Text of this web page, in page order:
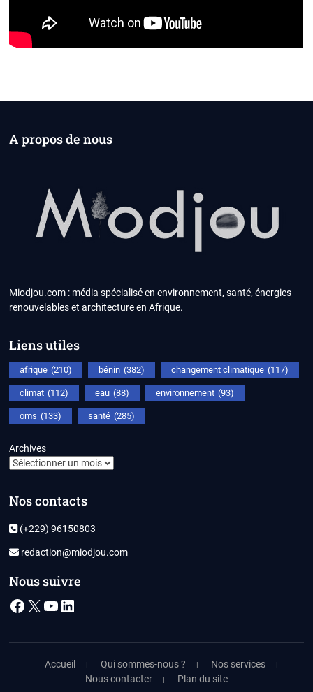
A propos de nous
Miodjou.com : média spécialisé en environnement, santé, énergies
renouvelables et architecture en Afrique.
Liens utiles
afrique (210) bénin (382) changement climatique (117)
climat (112) eau (88) environnement (93)
oms (133) santé (285)
Archives
Nos contacts
(+229) 96150803
redaction@miodjou.com
Nous suivre
Facebook
X YouTube
LinkedIn
Accueil Qui sommes-nous ?
Nos services
Nous contacter
Plan du site